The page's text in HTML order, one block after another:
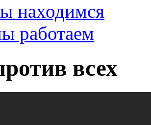
находимся
работаем
всех